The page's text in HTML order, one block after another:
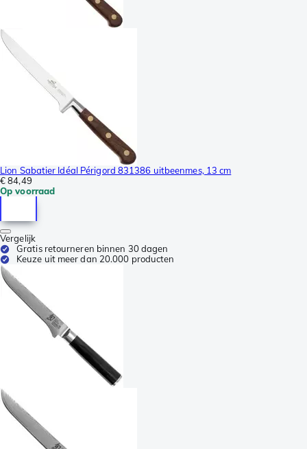
Lion Sabatier Idéal Périgord 831386 uitbeenmes, 13 cm
€ 84,49
Op voorraad
Vergelijk
Gratis retourneren binnen 30 dagen
Keuze uit meer dan 20.000 producten